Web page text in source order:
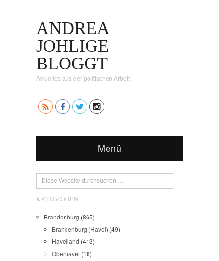
ANDREA
JOHLIGE
BLOGGT
Aktuelles aus der politischen Arbeit
Menü
KATEGORIEN
Brandenburg (865)
Brandenburg (Havel) (49)
Havelland (413)
Oberhavel (16)